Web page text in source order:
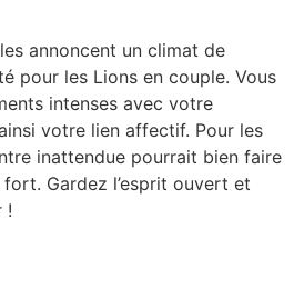
annoncent un climat de
pour les Lions en couple. Vous
intenses avec votre
votre lien affectif. Pour les
inattendue pourrait bien faire
Gardez l’esprit ouvert et
!